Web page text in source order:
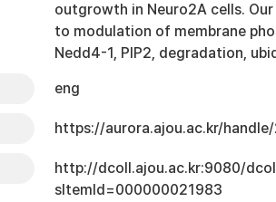
outgrowth in Neuro2A cells.
to modulation of membrane
Nedd4-1, PIP2, degradation,
eng
https://aurora.ajou.ac.kr/
http://dcoll.ajou.ac.kr:9080/
sItemId=000000021983